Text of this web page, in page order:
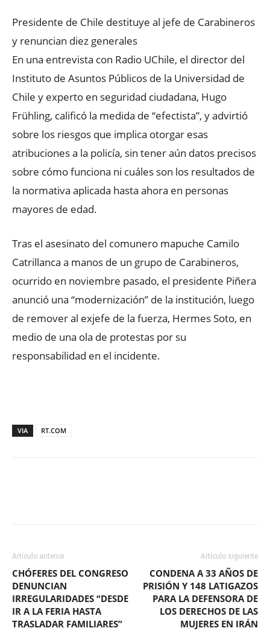
Presidente de Chile destituye al jefe de Carabineros
y renuncian diez generales
En una entrevista con Radio UChile, el director del
Instituto de Asuntos Públicos de la Universidad de
Chile y experto en seguridad ciudadana, Hugo
Frühling, calificó la medida de “efectista”, y advirtió
sobre los riesgos que implica otorgar esas
atribuciones a la policía, sin tener aún datos precisos
sobre cómo funciona ni cuáles son los resultados de
la normativa aplicada hasta ahora en personas
mayores de edad.
Tras el asesinato del comunero mapuche Camilo
Catrillanca a manos de un grupo de Carabineros,
ocurrido en noviembre pasado, el presidente Piñera
anunció una “modernización” de la institución, luego
de remover al exjefe de la fuerza, Hermes Soto, en
medio de una ola de protestas por su
responsabilidad en el incidente.
VIA RT.COM
Artículo anterior
CHÓFERES DEL CONGRESO
DENUNCIAN
IRREGULARIDADES “DESDE
IR A LA FERIA HASTA
TRASLADAR FAMILIARES”
Artículo siguiente
CONDENA A 33 AÑOS DE
PRISIÓN Y 148 LATIGAZOS
PARA LA DEFENSORA DE
LOS DERECHOS DE LAS
MUJERES EN IRÁN